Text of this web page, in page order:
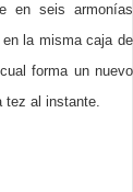
en seis armonías
la misma caja de
forma un nuevo
tez al instante.